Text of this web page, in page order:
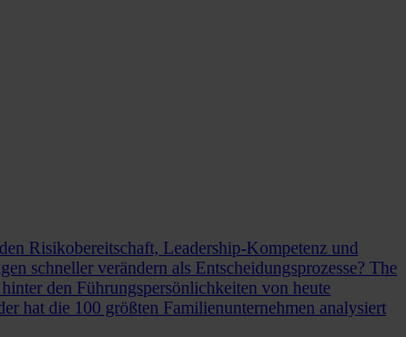
Risikobereitschaft, Leadership-Kompetenz und
schneller verändern als Entscheidungsprozesse? The
den Führungspersönlichkeiten von heute
hat die 100 größten Familienunternehmen analysiert